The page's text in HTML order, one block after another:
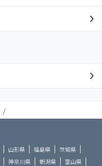
/
山形県 福島県
茨城県
神奈川県 新潟県
富山県